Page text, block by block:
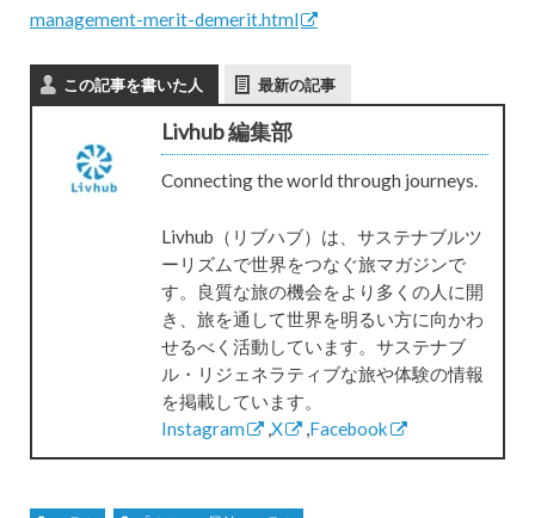
management-merit-demerit.html
この記事を書いた人 最新の記事
Livhub 編集部
Connecting the world through journeys.
Livhub（リブハブ）は、サステナブルツ
ーリズムで世界をつなぐ旅マガジンで
す。良質な旅の機会をより多くの人に開
き、旅を通して世界を明るい方に向かわ
せるべく活動しています。サステナブ
ル・リジェネラティブな旅や体験の情報
を掲載しています。
Instagram
,X ,Facebook